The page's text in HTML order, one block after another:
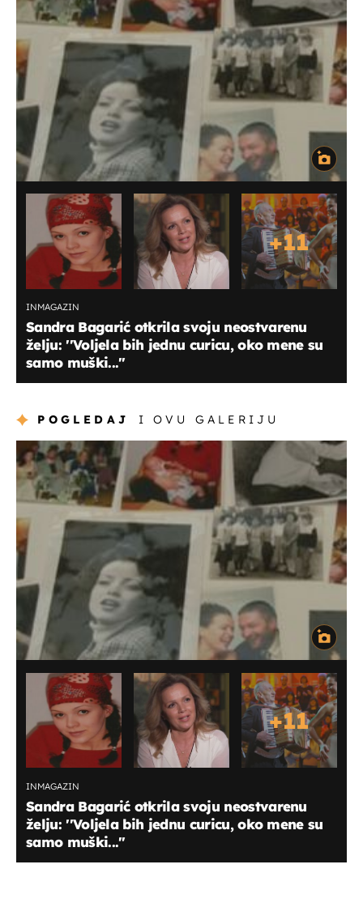
+11
INMAGAZIN
Sandra Bagarić otkrila svoju neostvarenu
želju: ''Voljela bih jednu curicu, oko mene su
samo muški...''
POGLEDAJ I OVU GALERIJU
+11
INMAGAZIN
Sandra Bagarić otkrila svoju neostvarenu
želju: ''Voljela bih jednu curicu, oko mene su
samo muški...''